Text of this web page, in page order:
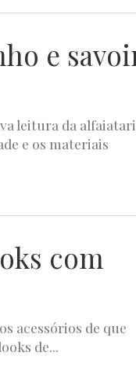
e
leitura da
e os materiais
com
acessórios de que
de...